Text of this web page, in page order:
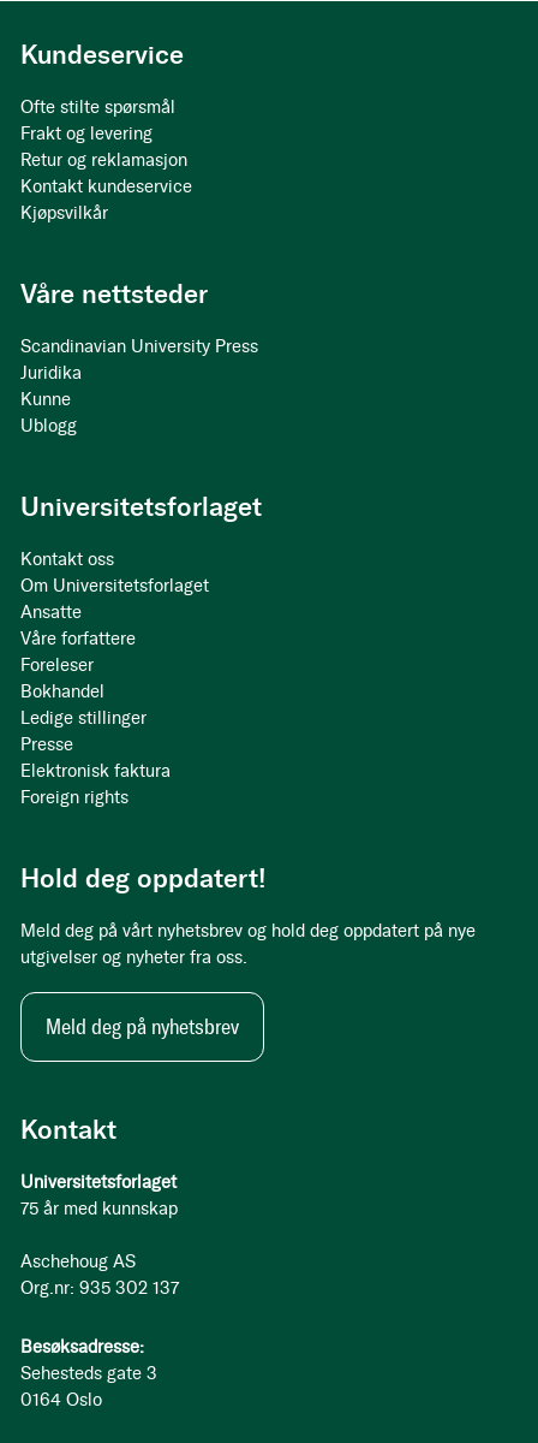
Kontakt
Universitetsforlaget
75 år med kunnskap
Aschehoug AS
Org.nr: 935 302 137
Besøksadresse:
Sehesteds gate 3
0164 Oslo
Kundeservice
Ofte stilte spørsmål
Frakt og levering
Retur og reklamasjon
Kontakt kundeservice
Kjøpsvilkår
Våre nettsteder
Scandinavian University Press
Juridika
Kunne
Ublogg
Universitetsforlaget
Kontakt oss
Om Universitetsforlaget
Ansatte
Våre forfattere
Foreleser
Bokhandel
Ledige stillinger
Presse
Elektronisk faktura
Foreign rights
Hold deg oppdatert!
Meld deg på vårt nyhetsbrev og hold deg oppdatert på nye
utgivelser og nyheter fra oss.
Meld deg på nyhetsbrev